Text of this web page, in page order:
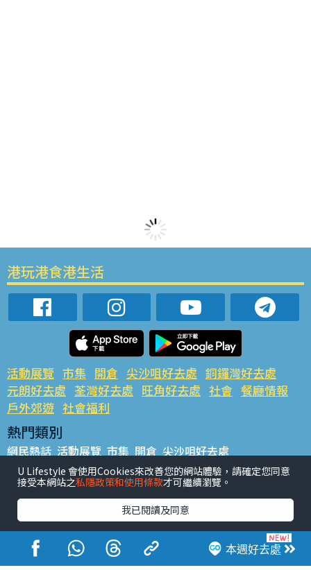
本週好去處
港玩港食港生活
活動展覽 市集 開倉 尖沙咀好去處 銅鑼灣好去處
元朗好去處 荃灣好去處 旺角好去處 社會 餐廳情報
戶外郊遊 社會福利
熱門類別
網民熱話 活動展覽 市集 開倉 尖沙咀好去處
銅鑼灣好去處 元朗好去處 荃灣好去處 旺角好去處 社會
餐廳情報 戶外郊遊
熱門標籤
#UGO搵好去處 #人氣活動推介 #美食社群熱話
#親子玩樂好去處
#ULifestyle應用程式
#限時搶
#UJetso禮物放送
#ULifestyle商戶中心 #著數 #網絡熱話
U Lifestyle 會使用Cookies來改善您的網站體驗，請確定您同意
接受本網站之私隱政策和使用條款才可繼續瀏覽。
我已閱讀及同意